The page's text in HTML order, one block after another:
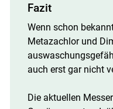
Fazit
Wenn schon
Metazachlor und
auch erst gar nicht
Die aktuellen